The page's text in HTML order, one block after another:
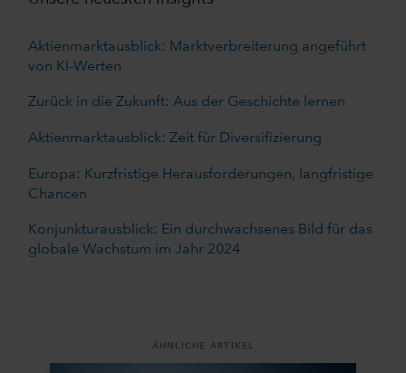
Aktienmarktausblick: Marktverbreiterung angeführt
von KI-Werten
Zurück in die Zukunft: Aus der Geschichte lernen
Aktienmarktausblick: Zeit für Diversifizierung
Europa: Kurzfristige Herausforderungen, langfristige
Chancen
Konjunkturausblick: Ein durchwachsenes Bild für das
globale Wachstum im Jahr 2024
ÄHNLICHE ARTIKEL